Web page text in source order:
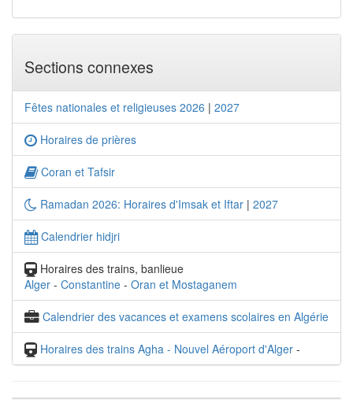
Sections connexes
Fêtes nationales et religieuses 2026 | 2027
Horaires de prières
Coran et Tafsir
Ramadan 2026: Horaires d'Imsak et Iftar | 2027
Calendrier hidjri
Horaires des trains, banlieue
Alger - Constantine - Oran et Mostaganem
Calendrier des vacances et examens scolaires en Algérie
Horaires des trains Agha - Nouvel Aéroport d'Alger -